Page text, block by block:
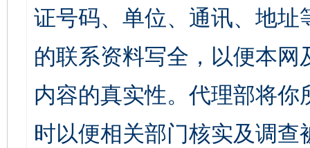
证号码、单位、通讯、地
的联系资料写全，以便本
内容的真实性。代理部将
时以便相关部门核实及调